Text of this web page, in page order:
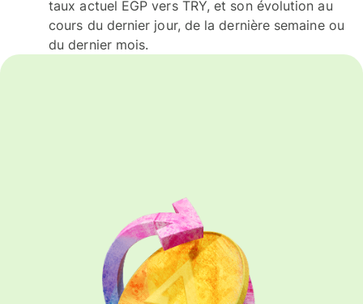
taux actuel EGP vers TRY, et son évolution au
cours du dernier jour, de la dernière semaine ou
du dernier mois.